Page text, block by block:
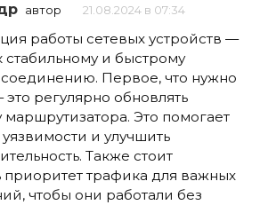
автор 21.08.2024 в 07:34
работы сетевых устройств —
стабильному и быстрому
Первое, что нужно
это регулярно обновлять
Это помогает
уязвимости и улучшить
Также стоит
приоритет трафика для важных
чтобы они работали без